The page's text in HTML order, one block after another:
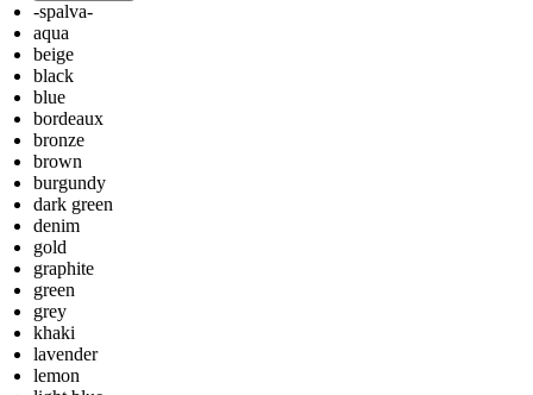
-spalva-
aqua
beige
black
blue
bordeaux
bronze
brown
burgundy
dark green
denim
gold
graphite
green
grey
khaki
lavender
lemon